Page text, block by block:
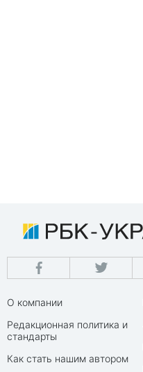
О компании
Редакционная политика и
стандарты
Как стать нашим автором